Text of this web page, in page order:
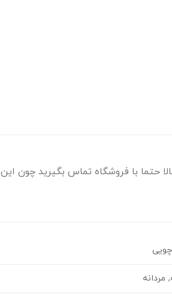
حتما با فروشگاه تماس بگیرید چون
مردانه